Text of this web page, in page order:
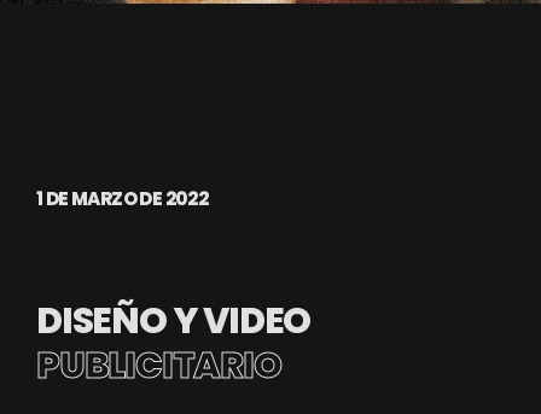
1 DE MARZO DE 2022
DISEÑO Y VIDEO
PUBLICITARIO